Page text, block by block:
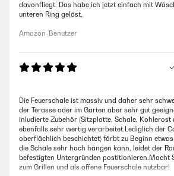
davonfliegt. Das habe ich jetzt einfach mit
unteren Ring gelöst.
Amazon-Benutzer
Die Feuerschale ist massiv und daher sehr
der Terasse oder im Garten aber sehr gut
inludierte Zubehör (Sitzplatte, Schale, Kohlerost
ebenfalls sehr wertig verarbeitet.Lediglich der
oberflächlich beschichtet) färbt zu Beginn
die Schale sehr hoch hängen kann, leidet der
befestigten Untergründen postitionieren.Macht
zum Grillen und als offene Feuerschale nutzbar!